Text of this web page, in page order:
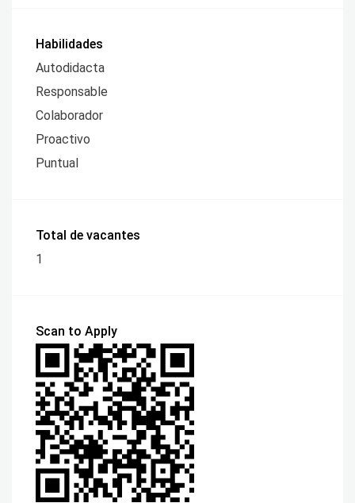
Habilidades
Autodidacta
Responsable
Colaborador
Proactivo
Puntual
Total de vacantes
1
Scan to Apply